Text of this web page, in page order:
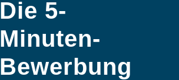
Die 5-
Minuten-
Bewerbung